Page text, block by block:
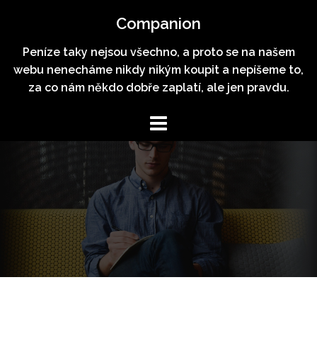
content
Companion
Peníze taky nejsou všechno, a proto se na našem
webu nenecháme nikdy nikým koupit a nepíšeme to,
za co nám někdo dobře zaplatí, ale jen pravdu.